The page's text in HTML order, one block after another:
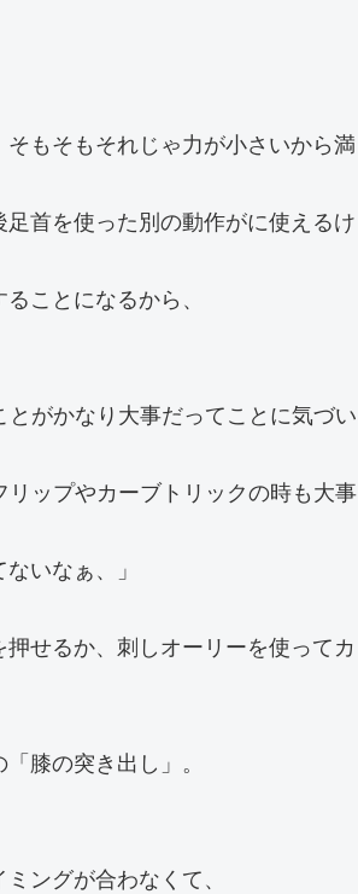
もそもそれじゃ力が小さいから満
首を使った別の動作がに使えるけ
ことになるから、
がかなり大事だってことに気づい
ップやカーブトリックの時も大事
いなぁ、」
せるか、刺しオーリーを使ってカ
膝の突き出し」。
ングが合わなくて、